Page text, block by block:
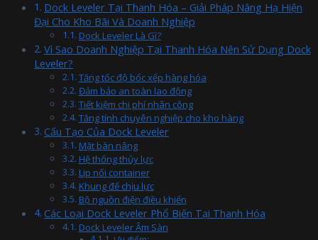
Dock Leveler Tại Thanh Hóa – Giải Pháp Nâng Hạ Hiện
Đại Cho Kho Bãi Và Doanh Nghiệp
Dock Leveler Là Gì?
Vì Sao Doanh Nghiệp Tại Thanh Hóa Nên Sử Dụng Dock
Leveler?
Tăng tốc độ bốc xếp hàng hóa
Đảm bảo an toàn lao động
Tiết kiệm chi phí nhân công
Tăng tính chuyên nghiệp cho kho hàng
Cấu Tạo Của Dock Leveler
Mặt bàn nâng
Hệ thống thủy lực
Lip nối container
Khung đế chịu lực
Bộ nguồn điện điều khiển
Các Loại Dock Leveler Phổ Biến Tại Thanh Hóa
Dock Leveler Âm Sàn